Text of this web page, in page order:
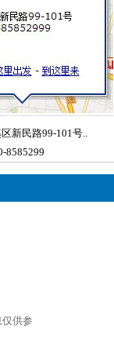
新民路99-101号..
8585299
供参